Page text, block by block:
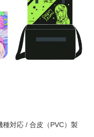
対応 / 合皮（PVC）製